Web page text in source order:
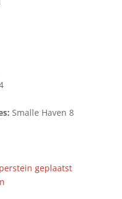
Smalle Haven 8
geplaatst